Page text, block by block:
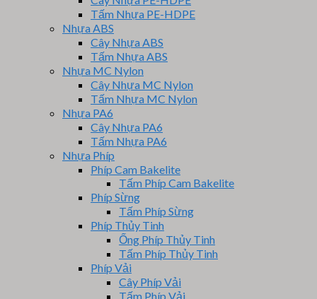
Tấm Nhựa PE-HDPE
Nhựa ABS
Cây Nhựa ABS
Tấm Nhựa ABS
Nhựa MC Nylon
Cây Nhựa MC Nylon
Tấm Nhựa MC Nylon
Nhựa PA6
Cây Nhựa PA6
Tấm Nhựa PA6
Nhựa Phíp
Phíp Cam Bakelite
Tấm Phíp Cam Bakelite
Phíp Sừng
Tấm Phíp Sừng
Phíp Thủy Tinh
Ống Phíp Thủy Tinh
Tấm Phíp Thủy Tinh
Phíp Vải
Cây Phíp Vải
Tấm Phíp Vải